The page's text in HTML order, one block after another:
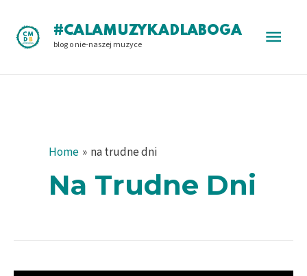
content
#CALAMUZYKADLABOGA
blog o nie-naszej muzyce
Main
Home na trudne dni
Na Trudne Dni